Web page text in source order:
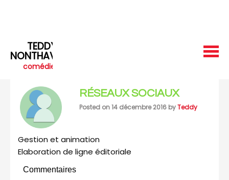
TEDDY
NONTHAVETH
comédien
RÉSEAUX SOCIAUX
Posted on14 décembre 2016 byTeddy
Gestion et animation
Elaboration de ligne éditoriale
Commentaires